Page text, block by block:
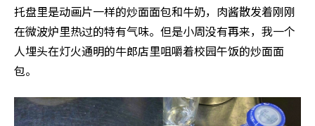
托盘里是动画片一样的炒面面包和牛奶，肉酱散发着刚刚
在微波炉里热过的特有气味。但是小周没有再来，我一个
人埋头在灯火通明的牛郎店里咀嚼着校园午饭的炒面面
包。